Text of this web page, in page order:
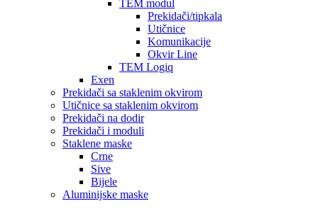
TEM modul
Prekidači/tipkala
Utičnice
Komunikacije
Okvir Line
TEM Logiq
Exen
Prekidači sa staklenim okvirom
Utičnice sa staklenim okvirom
Prekidači na dodir
Prekidači i moduli
Staklene maske
Crne
Sive
Bijele
Aluminijske maske